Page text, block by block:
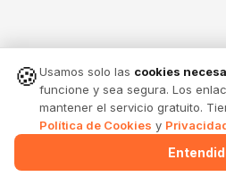
Menu Alertas
🍪Usamos solo las cookies
funcione y sea segura. Los
mantener el servicio gratuito.
Política de Cookies y